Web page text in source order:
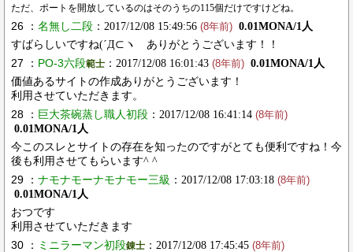
ただ、ポートを開放しているのはそのうちの115個だけですけどね。
26 ： 名無し二段 ：2017/12/08 15:49:56 (8年前) 0.01MONA/1人
すばらしいですね(´Д⊂ヽ ありがとうございます！！
27 ： PO-3六段範士 ：2017/12/08 16:01:43 (8年前) 0.01MONA/1人
価値あるサイトの作成ありがとうございます！
利用させていただきます。
28 ： 巨大茶碗蒸し職人初段 ：2017/12/08 16:41:14 (8年前)
0.01MONA/1人
今このスレとサイトの存在を知ったのですがとても便利ですね！今
後も利用させてもらいます^ ^
29 ： ナモナモーナモナモー三級 ：2017/12/08 17:03:18 (8年前)
0.01MONA/1人
おつです
利用させていただきます
30 ： ミニラーマン初段錬士 ：2017/12/08 17:45:45 (8年前)